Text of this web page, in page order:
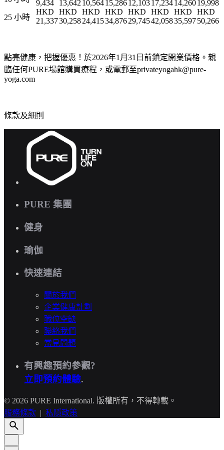
9,434
13,64210,56415,28612,10317,23414,26019,998
25 小時
HKD
21,337
HKD
30,258
HKD
24,415
HKD
34,876
HKD
29,745
HKD
42,058
HKD
35,597
HKD
50,266
點亮健康，把握優惠！於2026年1月31日前鎖定開業價格。親
臨任何PURE場館購買療程，或電郵至privateyogahk@pure-
yoga.com
條款及細則
PURE 集團
健身
瑜伽
快速連結
關於我們
企業健康計劃
職位空缺
聯絡我們
常見問題
有興趣預約參觀?
立即預約體驗.
© 2026 PURE International. 版權所有，不得轉載。
服務條款 | 私隱政策